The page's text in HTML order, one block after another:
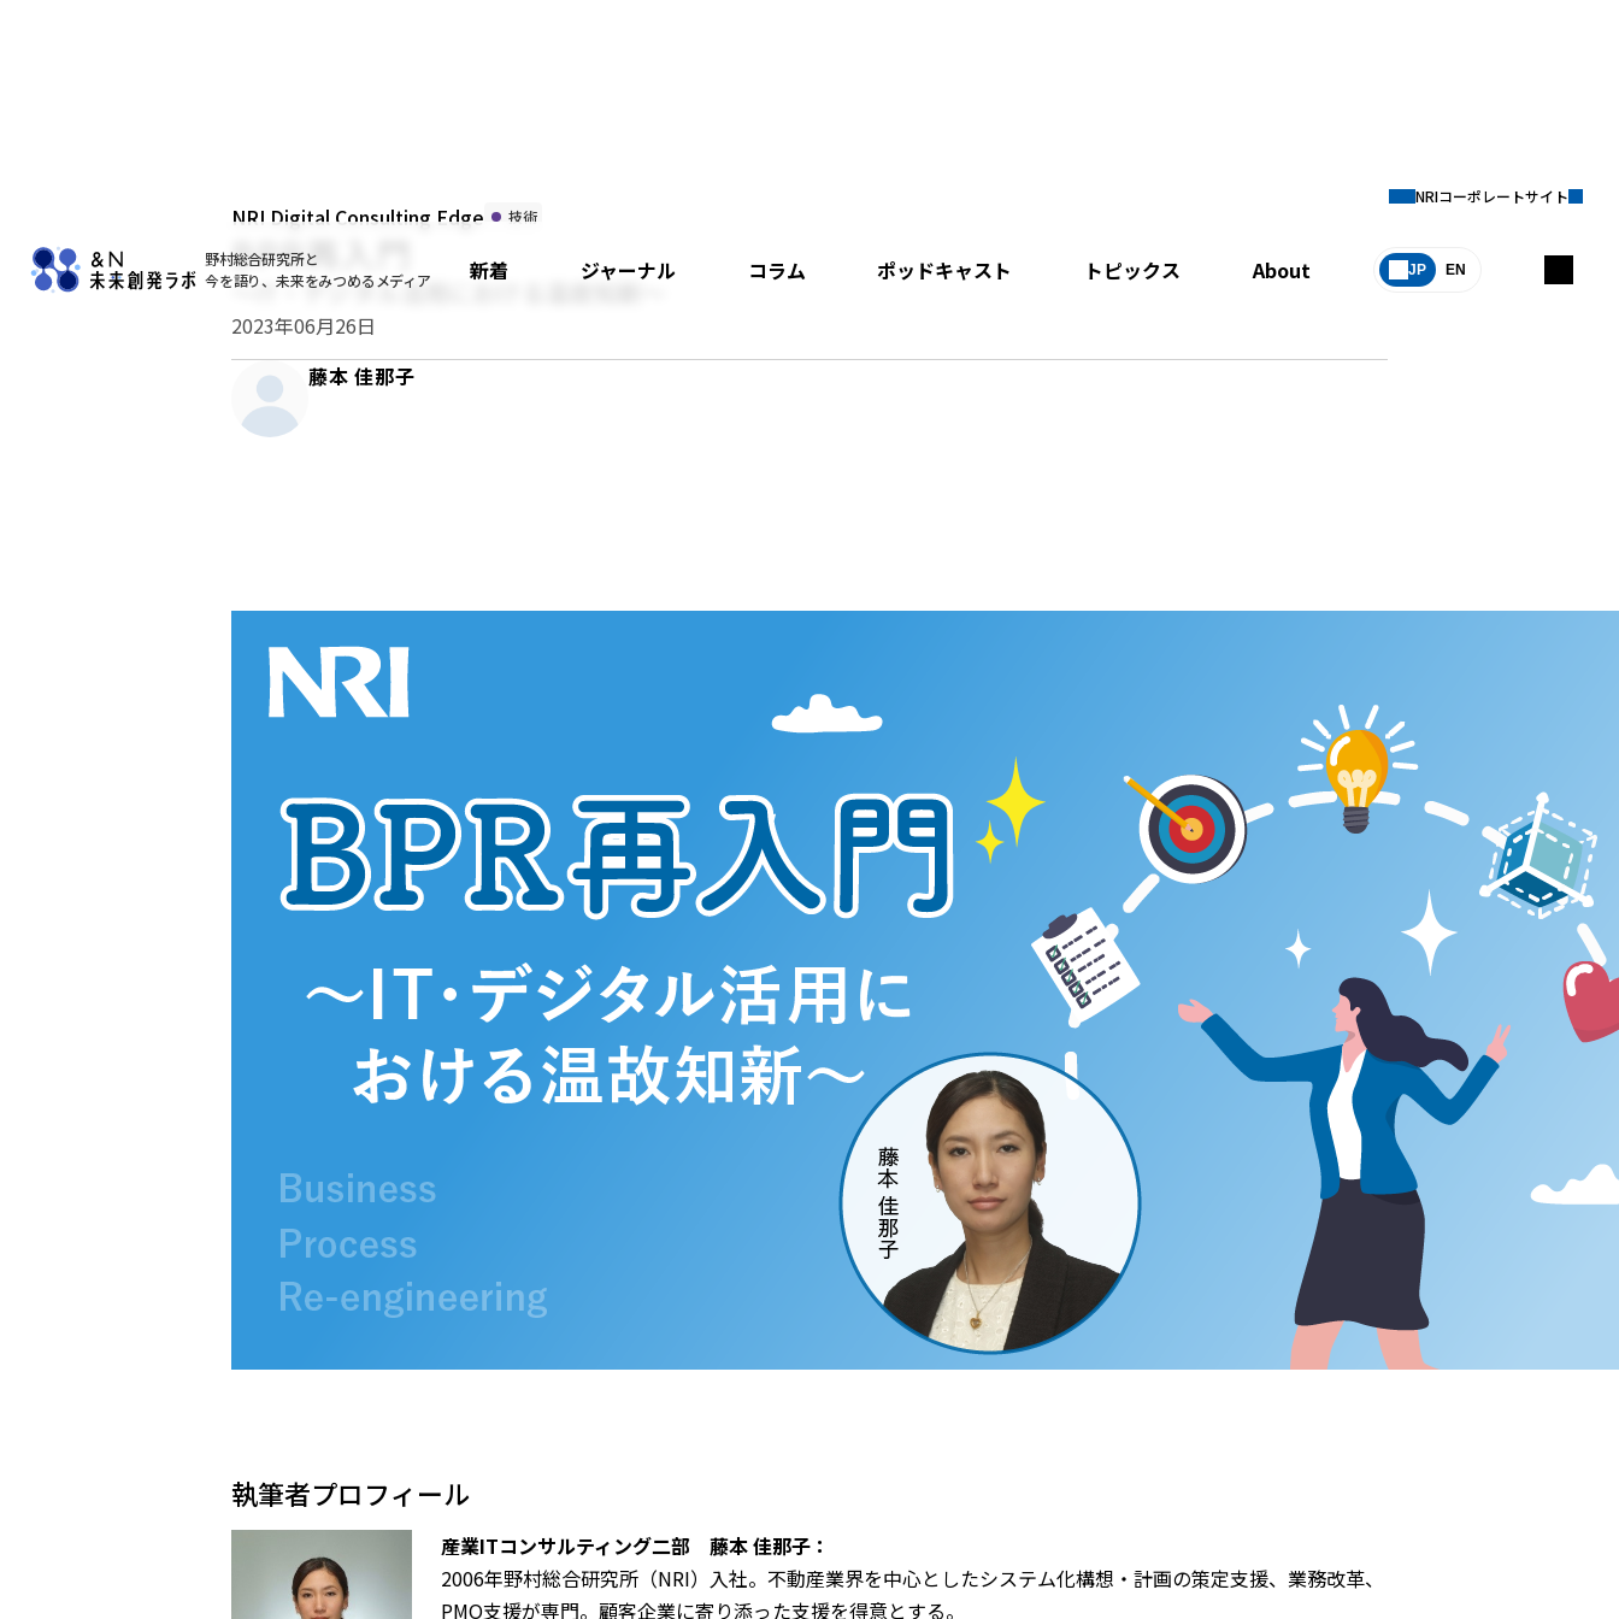
野村総合研究所と
今を語り、未来をみつめるメディア
新着 ジャーナル コラム ポッドキャスト トピックス About JP EN
NRIコーポレートサイト
NRI Digital Consulting Edge 技術
BPR再入門
～IT・デジタル活用における温故知新～
2023年06月26日
藤本 佳那子
執筆者プロフィール
産業ITコンサルティング二部 藤本 佳那子：
2006年野村総合研究所（NRI）入社。不動産業界を中心としたシステム化構想・計画の策定支援、業務改革、
PMO支援が専門。顧客企業に寄り添った支援を得意とする。